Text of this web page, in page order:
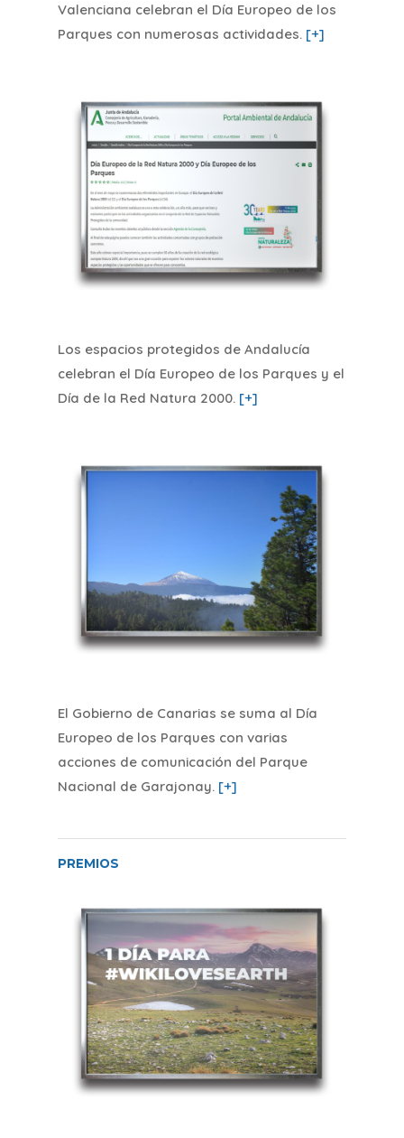
Valenciana celebran el Día Europeo de los
Parques con numerosas actividades. [+]
Los espacios protegidos de Andalucía
celebran el Día Europeo de los Parques y el
Día de la Red Natura 2000. [+]
El Gobierno de Canarias se suma al Día
Europeo de los Parques con varias
acciones de comunicación del Parque
Nacional de Garajonay. [+]
PREMIOS